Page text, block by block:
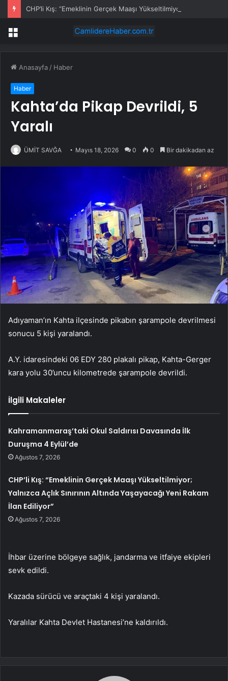
Menü
Anasayfa / Haber
Haber
Kahta’da Pikap Devrildi, 5
Yaralı
ÜMİT SAVĞA Mayıs 18, 2026 0 0 Bir dakikadan az
Adıyaman’ın Kahta ilçesinde pikabın şarampole devrilmesi
sonucu 5 kişi yaralandı.
A.Y. idaresindeki 06 EDY 280 plakalı pikap, Kahta-Gerger
kara yolu 30’uncu kilometrede şarampole devrildi.
İlgili Makaleler
Kahramanmaraş’taki Okul Saldırısı Davasında İlk
Duruşma 4 Eylül’de
Ağustos 7, 2026
CHP’li Kış: “Emeklinin Gerçek Maaşı Yükseltilmiyor;
Yalnızca Açlık Sınırının Altında Yaşayacağı Yeni Rakam
İlan Ediliyor”
Ağustos 7, 2026
İhbar üzerine bölgeye sağlık, jandarma ve itfaiye ekipleri
sevk edildi.
Kazada sürücü ve araçtaki 4 kişi yaralandı.
Yaralılar Kahta Devlet Hastanesi’ne kaldırıldı.